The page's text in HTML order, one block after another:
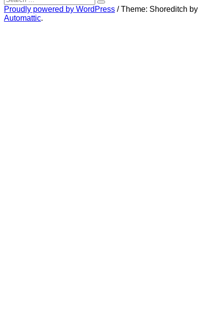
for:
Search
Proudly powered by WordPress /Theme: Shoreditch by
Automattic.